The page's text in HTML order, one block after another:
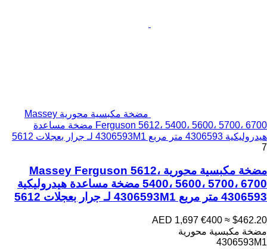
مضخة مكبسية محورية Massey
Ferguson 5612، 5400، 5600، 5700، 6700 مضخة مساعدة
هيدروليكية 4306593 متر مربع 4306593M1 لـ جرار بعجلات 5612
7
مضخة مكبسية محورية Massey Ferguson 5612،
5400، 5600، 5700، 6700 مضخة مساعدة هيدروليكية
4306593 متر مربع 4306593M1 لـ جرار بعجلات 5612
AED 1,697 €400 ≈ $462.20
مضخة مكبسية محورية
4306593M1